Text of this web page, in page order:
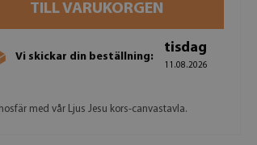
TILL VARUKORGEN
Vi skickar din beställning:
tisdag
11.08.2026
med vår Ljus Jesu kors-canvastavla.